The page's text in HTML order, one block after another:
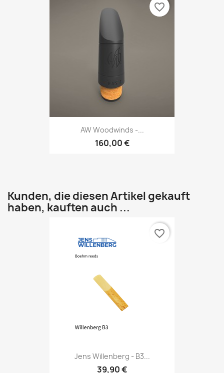
AW Woodwinds -...
160,00 €
favorite_border
Kunden, die diesen Artikel gekauft
haben, kauften auch ...
Jens Willenberg - B3...
39,90 €
favorite_border